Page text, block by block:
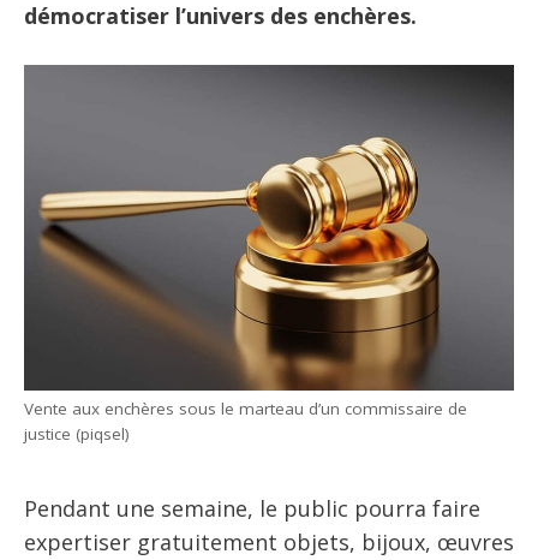
démocratiser l’univers des enchères.
Vente aux enchères sous le marteau d’un commissaire de
justice (piqsel)
Pendant une semaine, le public pourra faire
expertiser gratuitement objets, bijoux, œuvres